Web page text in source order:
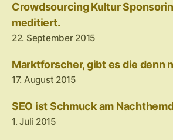
Crowdsourcing Kultur
meditiert.
22. September 2015
Marktforscher, gibt es die denn
17. August 2015
SEO ist Schmuck am
1. Juli 2015